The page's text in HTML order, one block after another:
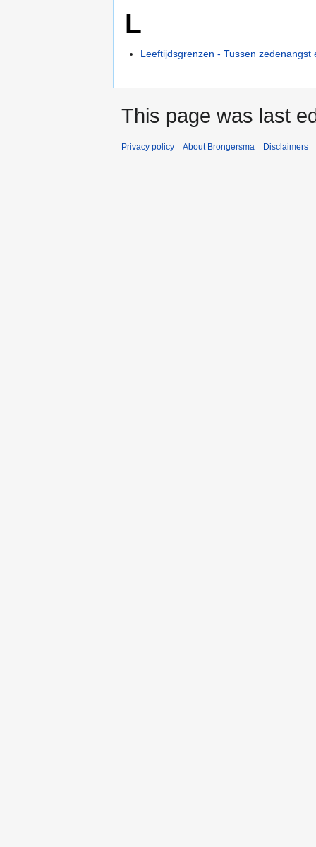
L
Leeftijdsgrenzen - Tussen zedenangst
This page was last
Privacy policy About Brongersma Disclaimers